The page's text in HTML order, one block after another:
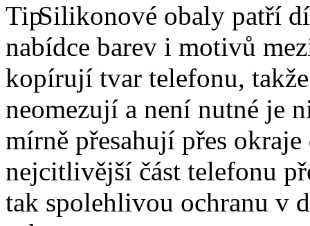
Silikonové obaly patří
nabídce barev i motivů
kopírují tvar telefonu,
neomezují a není nutné je
mírně přesahují přes
nejcitlivější část telefonu
tak spolehlivou ochranu v